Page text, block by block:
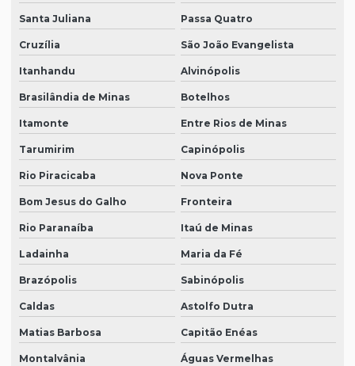
Santa Juliana Passa Quatro
Cruzília São João Evangelista
Itanhandu Alvinópolis
Brasilândia de Minas Botelhos
Itamonte Entre Rios de Minas
Tarumirim Capinópolis
Rio Piracicaba Nova Ponte
Bom Jesus do Galho Fronteira
Rio Paranaíba Itaú de Minas
Ladainha Maria da Fé
Brazópolis Sabinópolis
Caldas Astolfo Dutra
Matias Barbosa Capitão Enéas
Montalvânia Águas Vermelhas